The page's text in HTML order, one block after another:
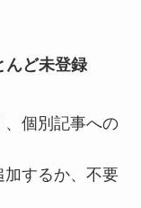
んど未登録
、個別記事への
加するか、不要